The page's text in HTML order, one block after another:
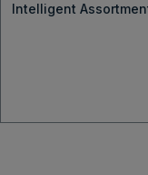
Intelligent